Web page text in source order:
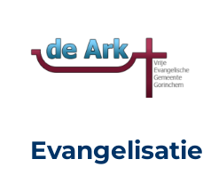
Evangelisatie